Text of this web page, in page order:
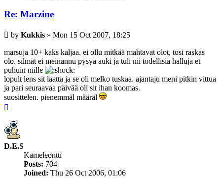
Re: Marzine
Post
by Kukkis » Mon 15 Oct 2007, 18:25
marsuja 10+ kaks kaljaa. ei ollu mitkää mahtavat olot, tosi raskas
olo. silmät ei meinannu pysyä auki ja tuli nii todellisia halluja et
puhuin niille
lopult lens sit laatta ja se oli melko tuskaa. ajantaju meni pitkin vittua
ja pari seuraavaa päivää oli sit ihan koomas.
suosittelen. pienemmäl määräl
D.E.S
Kameleontti
Posts: 704
Joined: Thu 26 Oct 2006, 01:06